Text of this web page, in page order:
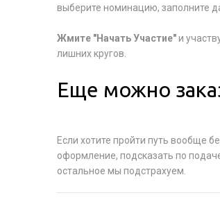
выберите номинацию, заполните
Жмите "Начать Участие"и
лишних кругов.
Еще можно
Если хотите пройти путь вообще
оформление, подсказать по
остальное мы подстрахуем.